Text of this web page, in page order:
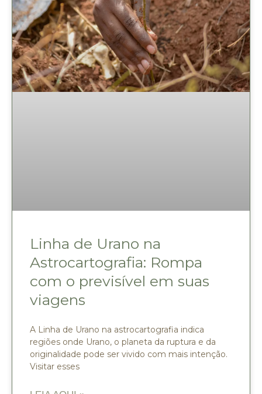
Linha de Urano na
Astrocartografia: Rompa
com o previsível em suas
viagens
A Linha de Urano na astrocartografia indica
regiões onde Urano, o planeta da ruptura e da
originalidade pode ser vivido com mais intenção.
Visitar esses